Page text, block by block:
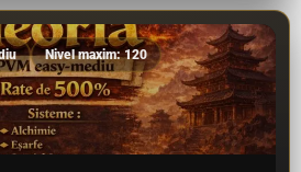
Nivel maxim: 120